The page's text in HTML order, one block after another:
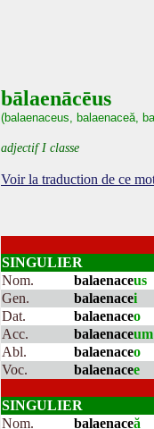
bālaenācēus
(balaenaceus, balaenaceă,
adjectif I classe
Voir la traduction de ce
SINGULIER
Nom.
balaenaceus
Gen.
balaenacei
Dat.
balaenaceo
Acc.
balaenaceum
Abl.
balaenaceo
Voc.
balaenacee
SINGULIER
Nom.
balaenaceă